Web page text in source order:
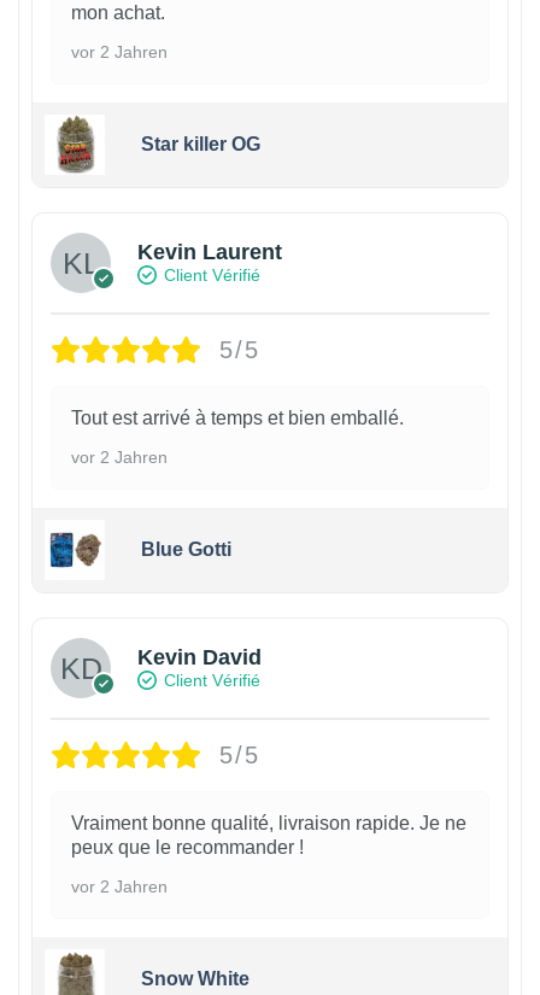
mon achat.
vor 2 Jahren
Star killer OG
Kevin Laurent
Client Vérifié
5/5
Tout est arrivé à temps et bien emballé.
vor 2 Jahren
Blue Gotti
Kevin David
Client Vérifié
5/5
Vraiment bonne qualité, livraison rapide. Je ne
peux que le recommander !
vor 2 Jahren
Snow White